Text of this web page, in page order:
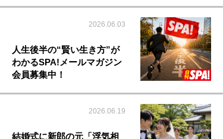
2026.06.03
人生後半の“賢い生き方”が
わかるSPA!メールマガジン
会員募集中！
2026.06.19
結婚式に新郎の元「浮気相